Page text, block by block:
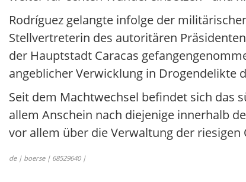
Rodríguez gelangte infolge der
Stellvertreterin des autoritären
der Hauptstadt Caracas
angeblicher Verwicklung in Drogendelikte
Seit dem Machtwechsel befindet sich das
allem Anschein nach diejenige innerhalb
vor allem über die Verwaltung der
de | boerse | 68529640 |